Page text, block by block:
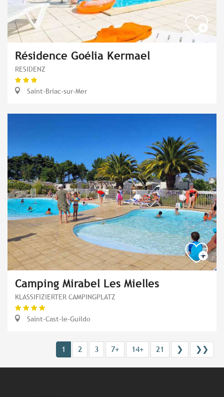
Résidence Goélia Kermael
RESIDENZ
Saint-Briac-sur-Mer
Camping Mirabel Les Mielles
KLASSIFIZIERTER CAMPINGPLATZ
Saint-Cast-le-Guildo
1 2 3 7+ 14+ 21 ❯ ❯❯